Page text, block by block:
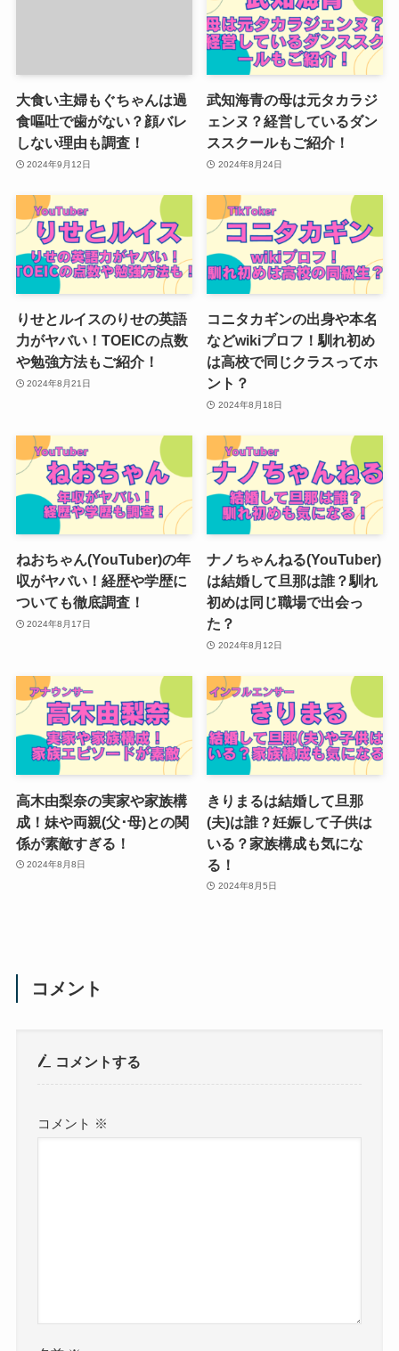
大食い主婦もぐちゃんは過
食嘔吐で歯がない？顔バレ
しない理由も調査！
2024年9月12日
武知海青の母は元タカラジ
ェンヌ？経営しているダン
ススクールもご紹介！
2024年8月24日
りせとルイスのりせの英語
力がヤバい！TOEICの点数
や勉強方法もご紹介！
2024年8月21日
コニタカギンの出身や本名
などwikiプロフ！馴れ初め
は高校で同じクラスってホ
ント？
2024年8月18日
ねおちゃん(YouTuber)の年
収がヤバい！経歴や学歴に
ついても徹底調査！
2024年8月17日
ナノちゃんねる(YouTuber)
は結婚して旦那は誰？馴れ
初めは同じ職場で出会っ
た？
2024年8月12日
高木由梨奈の実家や家族構
成！妹や両親(父･母)との関
係が素敵すぎる！
2024年8月8日
きりまるは結婚して旦那
(夫)は誰？妊娠して子供は
いる？家族構成も気にな
る！
2024年8月5日
コメント
コメントする
コメント ※